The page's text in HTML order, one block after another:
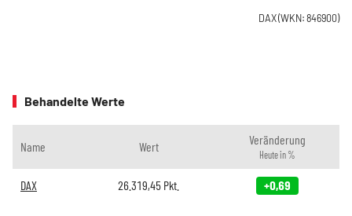
DAX(WKN: 846900)
Behandelte Werte
Name Wert Veränderung
Heute in %
DAX 26.319,45 Pkt. +0,69